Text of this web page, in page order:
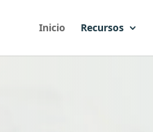
Inicio Recursos